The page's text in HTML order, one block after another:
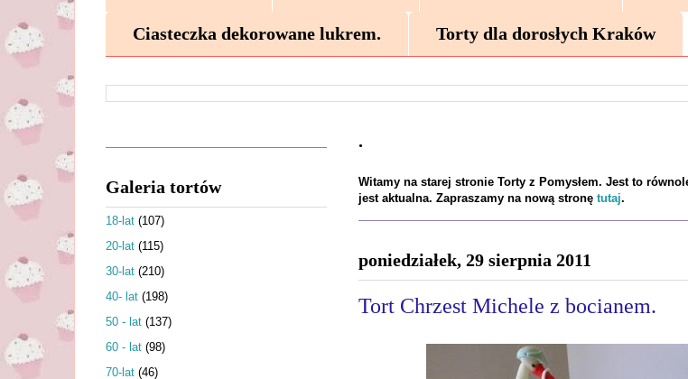
Ciasteczka dekorowane lukrem. Torty dla dorosłych Kraków
.
Witamy na starej stronie Torty z Pomysłem. Jest to
jest aktualna. Zapraszamy na nową stronę tutaj.
poniedziałek, 29 sierpnia 2011
Tort Chrzest Michele z bocianem.
Galeria tortów
18-lat (107)
20-lat (115)
30-lat (210)
40- lat (198)
50 - lat (137)
60 - lat (98)
70-lat (46)